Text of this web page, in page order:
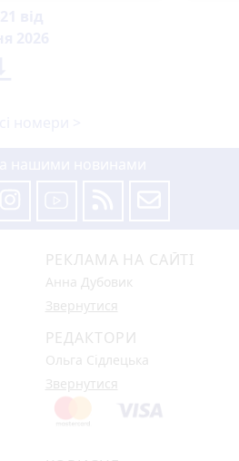
РЕКЛАМА НА САЙТІ
Анна Дубовик
Звернутися
РЕДАКТОРИ
Ольга Сідлецька
Звернутися